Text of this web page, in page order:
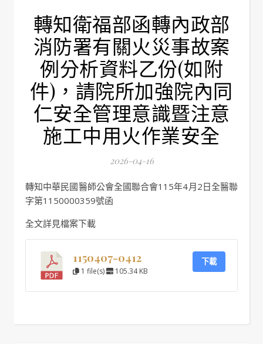
轉知衛福部函轉內政部
消防署有關火災事故案
例分析資料乙份(如附
件)，請院所加強院內同
仁安全管理意識暨注意
施工中用火作業安全
2026-04-16
轉知中華民國醫師公會全國聯合會115年4月2日全醫聯
字第1150000359號函
全文詳見檔案下載
1150407-0412
1 file(s) 105.34 KB
下載